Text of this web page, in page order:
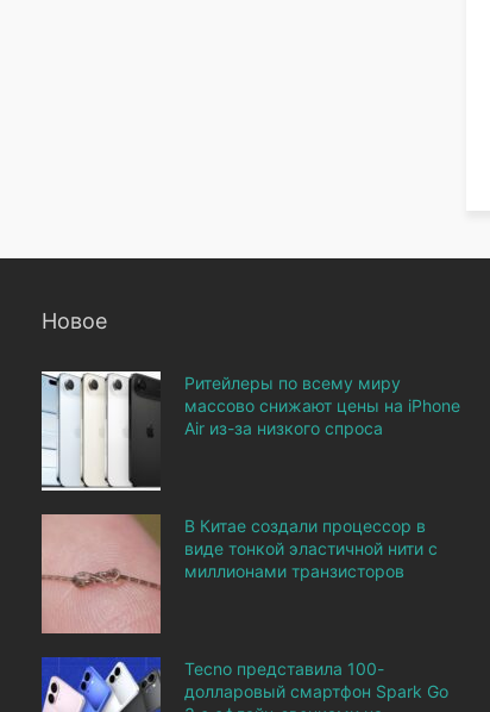
Новое
Ритейлеры по всему миру
массово снижают цены на iPhone
Air из-за низкого спроса
В Китае создали процессор в
виде тонкой эластичной нити с
миллионами транзисторов
Tecno представила 100-
долларовый смартфон Spark Go